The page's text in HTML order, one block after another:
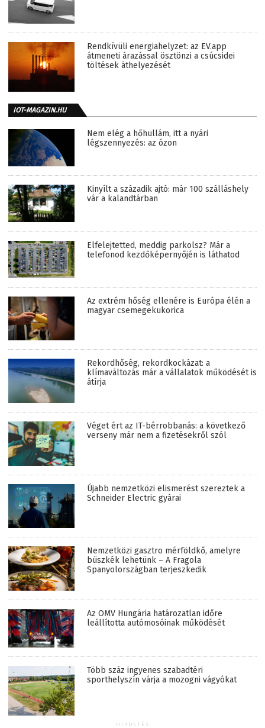
Rendkívüli energiahelyzet: az EV.app
átmeneti árazással ösztönzi a csúcsidei
töltések áthelyezését
IOT-MAGAZIN.HU
Nem elég a hőhullám, itt a nyári
légszennyezés: az ózon
Kinyílt a századik ajtó: már 100 szálláshely
vár a kalandtárban
Elfelejtetted, meddig parkolsz? Már a
telefonod kezdőképernyőjén is láthatod
Az extrém hőség ellenére is Európa élén a
magyar csemegekukorica
Rekordhőség, rekordkockázat: a
klímaváltozás már a vállalatok működését is
átírja
Véget ért az IT-bérrobbanás: a következő
verseny már nem a fizetésekről szól
Újabb nemzetközi elismerést szereztek a
Schneider Electric gyárai
Nemzetközi gasztro mérföldkő, amelyre
büszkék lehetünk – A Fragola
Spanyolországban terjeszkedik
Az OMV Hungária határozatlan időre
leállította autómosóinak működését
Több száz ingyenes szabadtéri
sporthelyszín várja a mozogni vágyókat
HIRDETÉS